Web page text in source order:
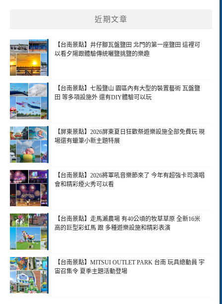
近期文章
【台南景點】井仔腳瓦盤鹽田 北門的第一座鹽田 這裡可
以看夕陽跟體驗傳統曬鹽挑鹽的樂趣
【台南景點】七股鹽山 園區內有大型的裝置藝術 瓦盤鹽
田 等多項設施外 還有DIY體驗可以玩
【屏東景點】2026屏東夏日狂歡祭遊樂設施全部免費玩 現
場還有蠟筆小新主題特展
【台南景點】2026將軍吼音樂節來了 今年有超強卡司演唱
會和精彩煙火秀可以看
【台南景點】走馬瀨農場 有40公頃的牧草草原 全新16米
高的巨型彩虹馬 跟 多種遊樂設施和精彩表演
【台南景點】MITSUI OUTLET PARK 台南 玩具總動員 宇
宙召集令 夏季主題活動登場